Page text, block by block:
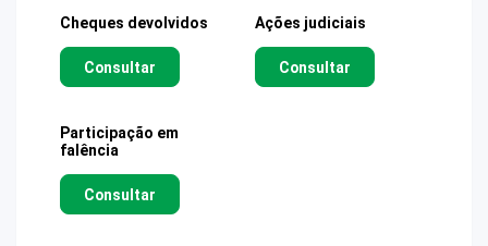
Cheques devolvidos
Consultar
Ações judiciais
Consultar
Participação em
falência
Consultar